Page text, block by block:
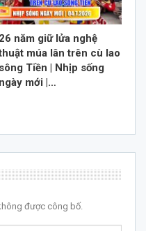
26 năm giữ lửa nghệ
múa lân trên cù lao
sông Tiền | Nhịp sống
ngày mới |…
được công bố.